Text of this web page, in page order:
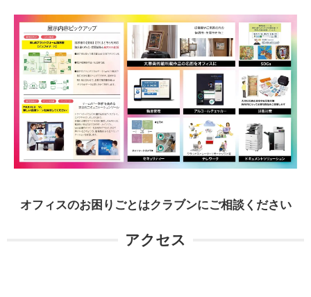
オフィスのお困りごとはクラブンにご相談ください
アクセス